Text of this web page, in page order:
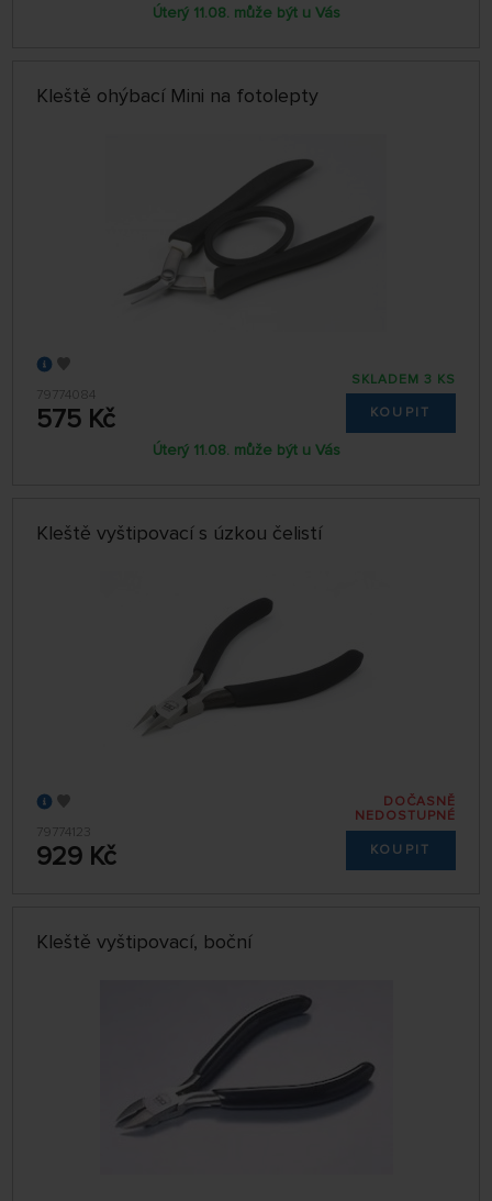
Úterý 11.08. může být u Vás
Kleště ohýbací Mini na fotolepty
79774084
575 Kč
SKLADEM 3 KS
KOUPIT
Úterý 11.08. může být u Vás
Kleště vyštipovací s úzkou čelistí
79774123
929 Kč
DOČASNĚ
NEDOSTUPNÉ
KOUPIT
Kleště vyštipovací, boční